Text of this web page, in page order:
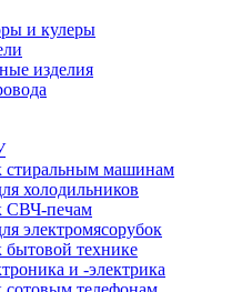
и кулеры
изделия
стиральным машинам
холодильников
СВЧ-печам
электромясорубок
бытовой технике
и -электрика